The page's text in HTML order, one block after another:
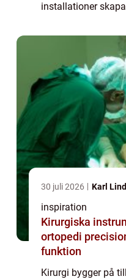
installationer
Brandtätning
svaga punkterna s...
30 juli 2026 Karl
inspiration
Kirurgiska
ortopedi precision, säkerhet och
funktion
Kirurgi bygger på